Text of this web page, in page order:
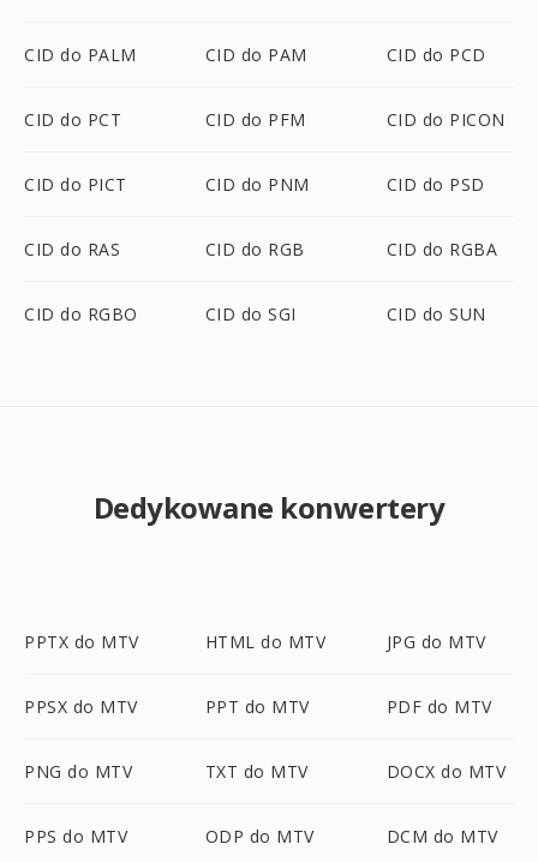
CID do PALM CID do PAM CID do PCD
CID do PCT CID do PFM CID do PICON
CID do PICT CID do PNM CID do PSD
CID do RAS CID do RGB CID do RGBA
CID do RGBO CID do SGI CID do SUN
Dedykowane konwertery
PPTX do MTV HTML do MTV JPG do MTV
PPSX do MTV PPT do MTV PDF do MTV
PNG do MTV TXT do MTV DOCX do MTV
PPS do MTV ODP do MTV DCM do MTV